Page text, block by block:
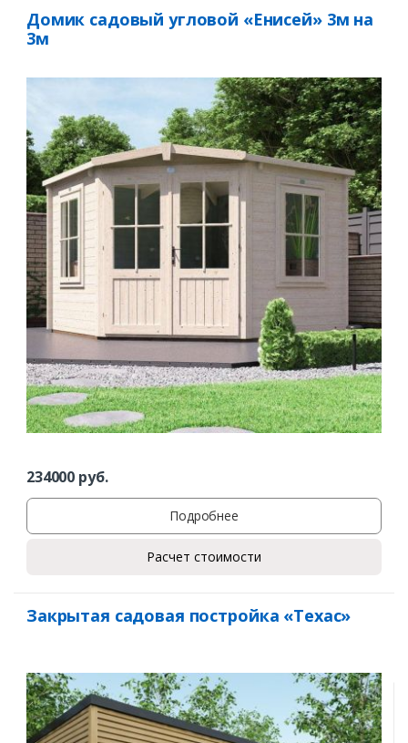
Домик садовый угловой «Енисей» 3м на
3м
234000 руб.
Подробнее
Расчет стоимости
Закрытая садовая постройка «Техас»